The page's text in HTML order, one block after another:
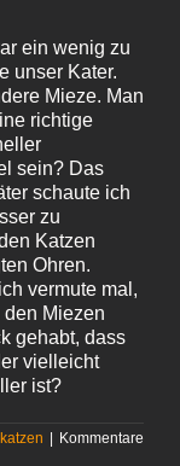
ein wenig zu
unser Kater.
Mieze. Man
richtige
sein? Das
schaute ich
zu
Katzen
Ohren.
vermute mal,
Miezen
gehabt, dass
vielleicht
ist?
katzen | Kommentare